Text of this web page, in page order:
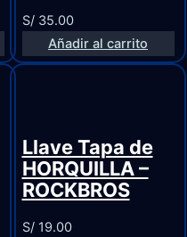
S/35.00
Añadir al carrito
Llave Tapa de
HORQUILLA –
ROCKBROS
S/19.00